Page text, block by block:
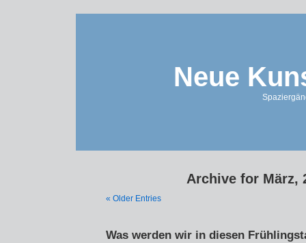
Neue
Archive for März,
« Older Entries
Was werden wir in diesen